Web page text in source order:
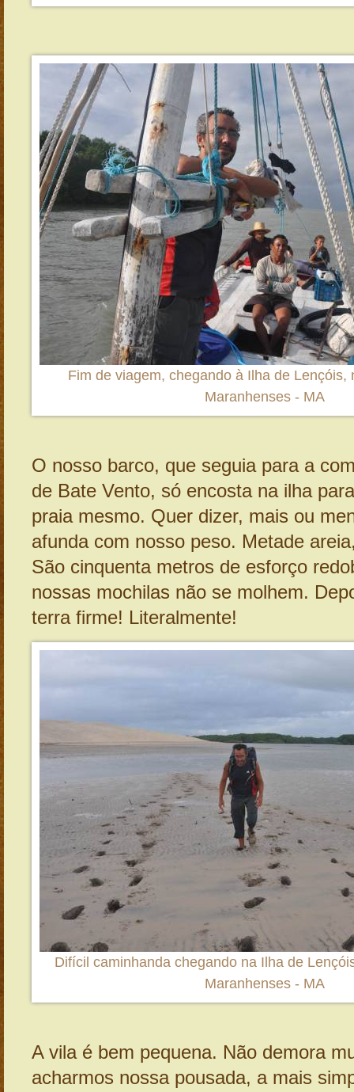
Fim de viagem, chegando à Ilha de Lençóis,
Maranhenses - MA
O nosso barco, que seguia para a
de Bate Vento, só encosta na ilha
praia mesmo. Quer dizer, mais ou
afunda com nosso peso. Metade
São cinquenta metros de esforço
nossas mochilas não se molhem.
terra firme! Literalmente!
Difícil caminhanda chegando na Ilha de
Maranhenses - MA
A vila é bem pequena. Não demora
acharmos nossa pousada, a mais